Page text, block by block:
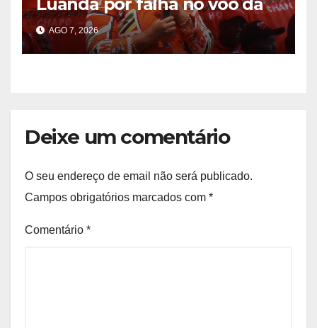
TAAG
AGO 7, 2026
Deixe um comentário
O seu endereço de email não será publicado.
Campos obrigatórios marcados com *
Comentário *